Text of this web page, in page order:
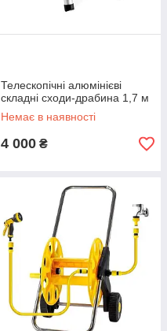
Телескопічні алюмінієві
складні сходи-драбина 1,7 м
Немає в наявності
4 000 ₴